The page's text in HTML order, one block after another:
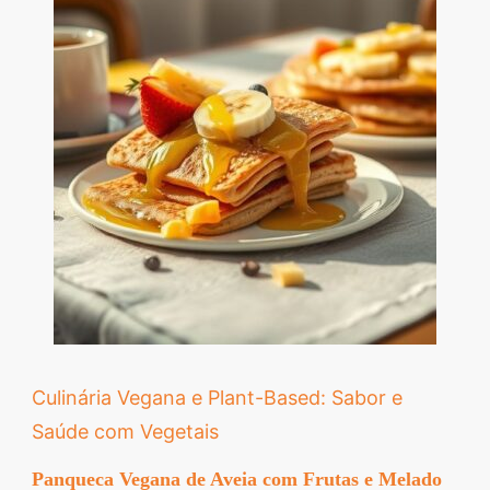
Culinária Vegana e Plant-Based: Sabor e
Saúde com Vegetais
Panqueca Vegana de Aveia com Frutas e Melado